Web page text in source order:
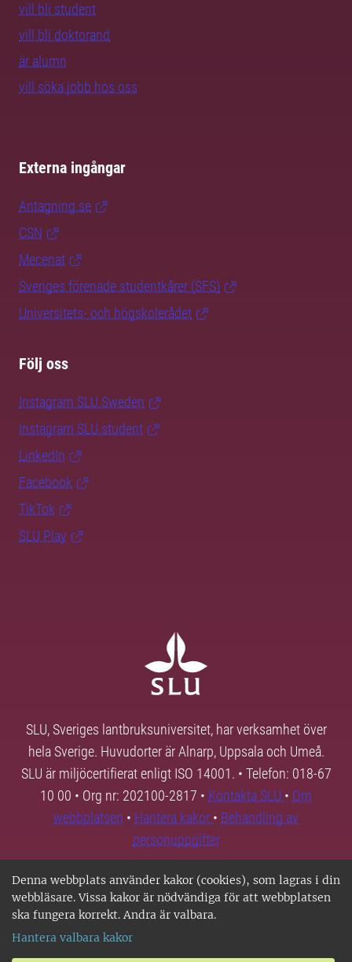
Denna webbplats använder kakor (cookies), som lagras i din
webbläsare. Vissa kakor är nödvändiga för att webbplatsen
ska fungera korrekt. Andra är valbara.
Hantera valbara kakor
vill bli student
vill bli doktorand
är alumn
vill söka jobb hos oss
Externa ingångar
Antagning.se
CSN
Mecenat
Sveriges förenade studentkårer (SFS)
Universitets- och högskolerådet
Följ oss
Instagram SLU.Sweden
Instagram SLU.student
LinkedIn
Facebook
TikTok
SLU Play
SLU, Sveriges lantbruksuniversitet, har verksamhet över
hela Sverige. Huvudorter är Alnarp, Uppsala och Umeå.
SLU är miljöcertifierat enligt ISO 14001. • Telefon: 018-67
10 00 • Org nr: 202100-2817 • Kontakta SLU • Om
webbplatsen • Hantera kakor • Behandling av
personuppgifter